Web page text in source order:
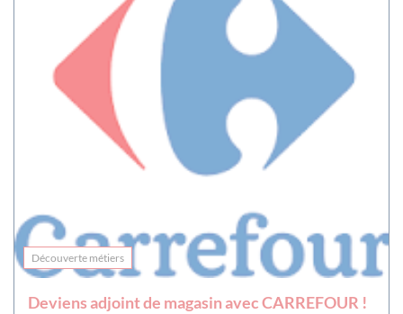
Découverte métiers
Deviens adjoint de magasin avec CARREFOUR !